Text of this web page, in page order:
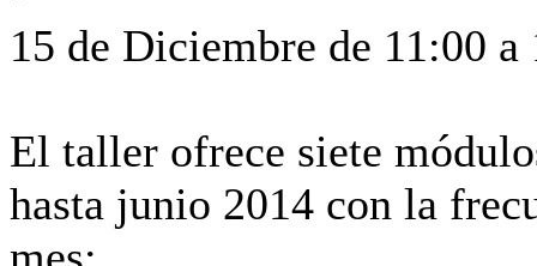
15 de Diciembre de 11:00 a
El taller ofrece siete
hasta junio 2014 con la